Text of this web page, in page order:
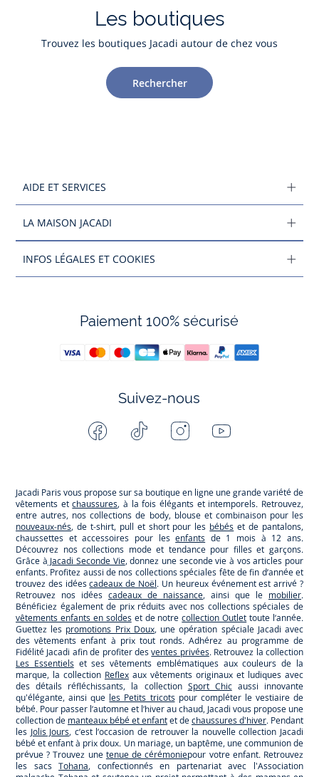
Les boutiques
Trouvez les boutiques Jacadi autour de chez vous
Rechercher
AIDE ET SERVICES
LA MAISON JACADI
INFOS LÉGALES ET COOKIES
Paiement 100% sécurisé
Suivez-nous
Facebook Tiktok InstagramYoutube
Jacadi Paris vous propose sur sa boutique en ligne une grande variété de
vêtements etchaussures, à la fois élégants et intemporels. Retrouvez,
entre autres, nos collections de body, blouse et combinaison pour les
nouveaux-nés, de t-shirt, pull et short pour les bébés et de pantalons,
chaussettes et accessoires pour lesenfants de 1 mois à 12 ans.
Découvrez nos collections mode et tendance pour filles et garçons.
Grâce à Jacadi Seconde Vie, donnez une seconde vie à vos articles pour
enfants. Profitez aussi de nos collections spéciales fête de fin d’année et
trouvez des idéescadeaux de Noël. Un heureux événement est arrivé ?
Retrouvez nos idées cadeaux de naissance, ainsi que le mobilier.
Bénéficiez également de prix réduits avec nos collections spéciales de
vêtements enfants en soldeset de notrecollection Outlet toute l’année.
Guettez les promotions Prix Doux, une opération spéciale Jacadi avec
des vêtements enfant à prix tout ronds. Adhérez au programme de
Fidélité Jacadi afin de profiter desventes privées. Retrouvez la collection
Les Essentielset ses vêtements emblématiques aux couleurs de la
marque, la collection Reflex aux vêtements originaux et ludiques avec
des détails réfléchissants, la collection Sport Chicaussi innovante
qu'élégante, ainsi que les Petits tricotspour compléter le vestiaire de
bébé. Pour passer l’automne et l’hiver au chaud, Jacadi vous propose une
collection de manteaux bébé et enfantet dechaussures d'hiver. Pendant
les Jolis Jours, c’est l’occasion de retrouver la nouvelle collection Jacadi
bébé et enfant à prix doux. Un mariage, un baptême, une communion de
prévue ? Trouvez une tenue de cérémoniepour votre enfant. Retrouvez
les sacsTohana, confectionnés en partenariat avec l'Association